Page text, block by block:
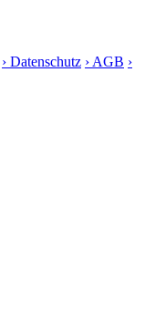
› Datenschutz › AGB ›